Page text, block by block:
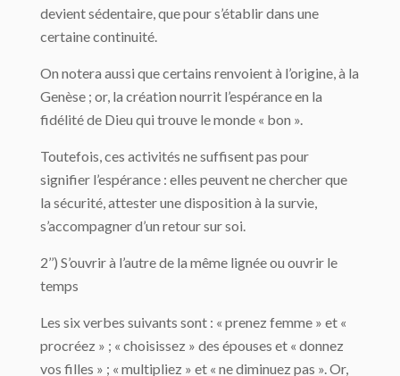
devient sédentaire, que pour s’établir dans une
certaine continuité.
On notera aussi que certains renvoient à l’origine, à la
Genèse ; or, la création nourrit l’espérance en la
fidélité de Dieu qui trouve le monde « bon ».
Toutefois, ces activités ne suffisent pas pour
signifier l’espérance : elles peuvent ne chercher que
la sécurité, attester une disposition à la survie,
s’accompagner d’un retour sur soi.
2’’) S’ouvrir à l’autre de la même lignée ou ouvrir le
temps
Les six verbes suivants sont : « prenez femme » et «
procréez » ; « choisissez » des épouses et « donnez
vos filles » ; « multipliez » et « ne diminuez pas ». Or,